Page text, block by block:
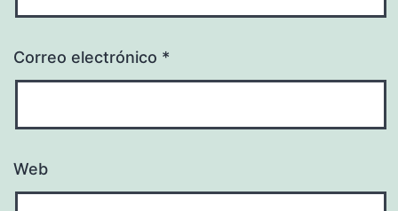
Correo electrónico *
Web